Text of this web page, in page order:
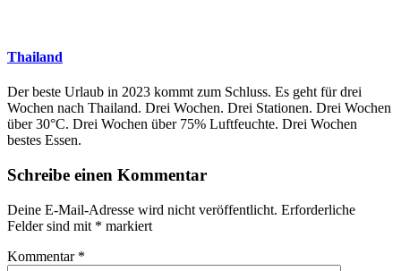
Thailand
Der beste Urlaub in 2023 kommt zum Schluss. Es geht für drei
Wochen nach Thailand. Drei Wochen. Drei Stationen. Drei Wochen
über 30°C. Drei Wochen über 75% Luftfeuchte. Drei Wochen
bestes Essen.
Schreibe einen Kommentar
Deine E-Mail-Adresse wird nicht veröffentlicht. Erforderliche
Felder sind mit * markiert
Kommentar *